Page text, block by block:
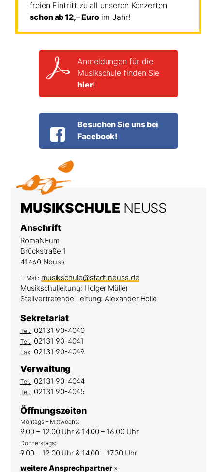
freien Eintritt zu all unseren Konzerten
schon ab 12,– Euroim Jahr!
Anmeldungen für die
Musikschule finden Sie
hier!
Besuchen Sie uns bei
Facebook!
Kontakt
MUSIKSCHULE DER STADT
NEUSS
Anschrift
RomaNEum
Brückstraße 1
41460 Neuss
E-Mail: musikschule@stadt.neuss.de
Musikschulleitung: Holger Müller
Stellvertretende Leitung: Alexander Holle
Sekretariat
Tel.: 02131 90-4040
Tel.: 02131 90-4041
Fax: 02131 90-4049
Verwaltung
Tel.: 02131 90-4044
Tel.: 02131 90-4045
Öffnungszeiten
Montags – Mittwochs:
9.00 – 12.00 Uhr & 14.00 – 16.00 Uhr
Donnerstags:
9.00 – 12.00 Uhr & 14.00 – 17.30 Uhr
weitere Ansprechpartner